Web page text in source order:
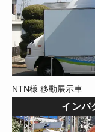
NTN様 移動展示車
インパ